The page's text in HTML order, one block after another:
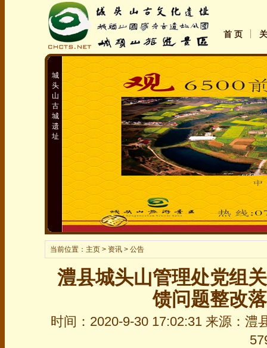
首 页
城
头
山
古
城
遗
址
当前位置： 主页> 资讯 > 公告
澧县城头山管理处党组
馈问题整改
时间：2020-9-30 17:02:31 来源：澧